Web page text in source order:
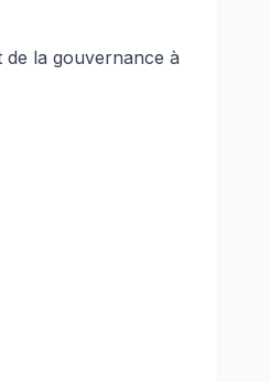
la gouvernance à